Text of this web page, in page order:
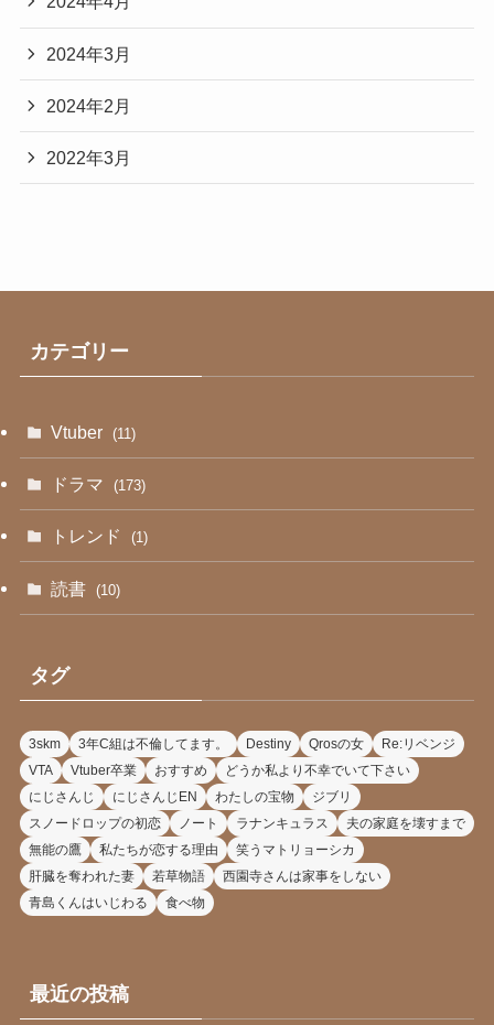
2024年3月
2024年2月
2022年3月
カテゴリー
Vtuber (11)
ドラマ (173)
トレンド (1)
読書 (10)
タグ
3skm 3年C組は不倫してます。 Destiny Qrosの女
Re:リベンジ
VTA
Vtuber卒業 おすすめ
どうか私より不幸でいて下さい
にじさんじ
にじさんじEN わたしの宝物
ジブリ
スノードロップの初恋
ノート ラナンキュラス
夫の家庭を壊すまで
無能の鷹
私たちが恋する理由
笑うマトリョーシカ
肝臓を奪われた妻
若草物語
西園寺さんは家事をしない
青島くんはいじわる
食べ物
最近の投稿